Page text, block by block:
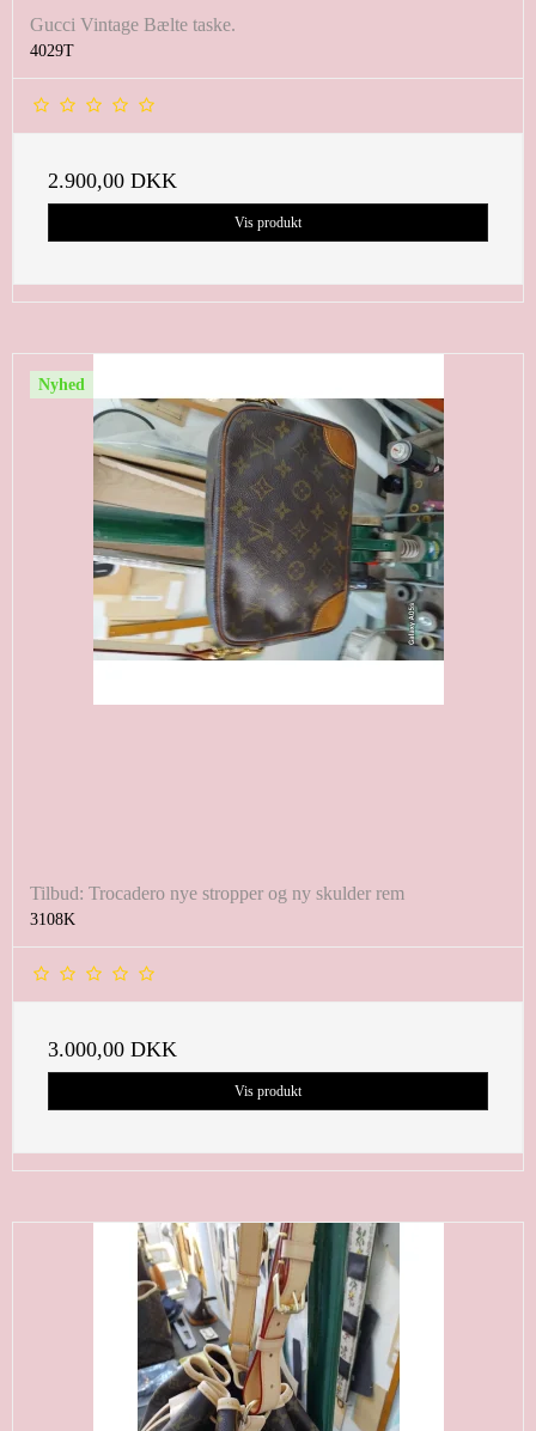
Gucci Vintage Bælte taske.
4029T
2.900,00 DKK
Vis produkt
Nyhed
Tilbud: Trocadero nye stropper og ny skulder rem
3108K
3.000,00 DKK
Vis produkt